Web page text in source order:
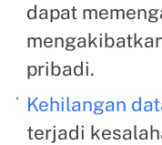
dapat
pribadi.
Kehilangan
terjadi